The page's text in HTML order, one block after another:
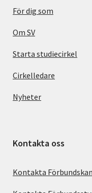
För dig som
Om SV
Starta studiecirkel
Cirkelledare
Nyheter
Kontakta oss
Kontakta